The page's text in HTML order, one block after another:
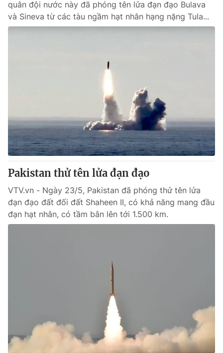
quân đội nước này đã phóng tên lửa đạn đạo Bulava
và Sineva từ các tàu ngầm hạt nhân hạng nặng Tula...
Pakistan thử tên lửa đạn đạo
VTV.vn - Ngày 23/5, Pakistan đã phóng thử tên lửa
đạn đạo đất đối đất Shaheen II, có khả năng mang đầu
đạn hạt nhân, có tầm bắn lên tới 1.500 km.